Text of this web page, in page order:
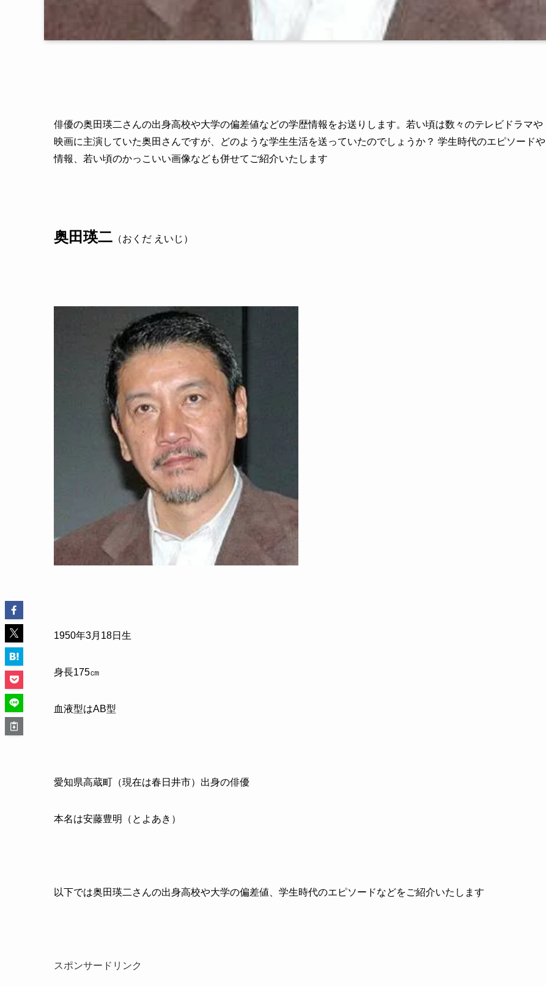
俳優の奥田瑛二さんの出身高校や大学の偏差値などの学歴情報をお送りします。若い頃は数々のテレビドラマや
映画に主演していた奥田さんですが、どのような学生生活を送っていたのでしょうか？ 学生時代のエピソードや
情報、若い頃のかっこいい画像なども併せてご紹介いたします
奥田瑛二 （おくだ えいじ）
1950年3月 18日生
身長175㎝
血液型はAB型
愛知県高蔵町（現在は春日井市） 出身の俳優
本名は安藤豊明（とよあき）
以下では奥田瑛二さんの出身高校や大学の偏差値、学生時代のエピソードなどをご紹介いたします
スポンサードリンク